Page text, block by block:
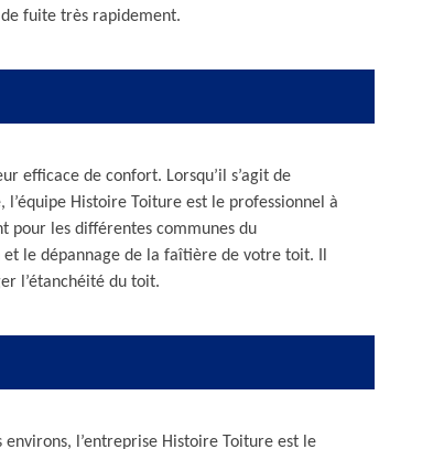
fuite très rapidement.
efficace de confort. Lorsqu’il s’agit de
Histoire Toiture est le professionnel à
pour les différentes communes du
le dépannage de la faîtière de votre toit. Il
l’étanchéité du toit.
l’entreprise Histoire Toiture est le